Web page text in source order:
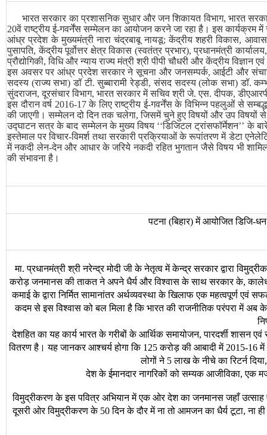
भारत सरकार का प्रशासनिक सुधार और जन शिकायत विभाग, भारत
20वें राष्ट्रीय ई-गवर्नेंस सम्मेलन का आयोजन करने जा रहा है। इस कार्यक्रम में
आंध्र प्रदेश के मुख्यमंत्री नारा चंद्रबाबू नायडू;केंद्रीय शहरी विकास, आवास
पुसापति,केंद्रीय पूर्वोत्तर क्षेत्र विकास (स्वतंत्र प्रभार),प्रधानमंत्री कार्यालय
प्रौद्योगिकी,विधि और न्याय राज्य मंत्री श्री पीपी चौधरी और केंद्रीय विज्ञान
इस अवसर पर आंध्र प्रदेश सरकार ने सूचना और जनसम्पर्क,आईटी और
सदस्य (राज्य सभा) डॉ टी. सुब्बारामी रेड्डी,संसद सदस्य (लोक सभा) डॉ.
सुंदराजन,दूरसंचार विभाग, भारत सरकार में सचिव श्री जे. एस. दीपक,
इस दौरान वर्ष 2016-17 के लिए राष्ट्रीय ई-गवर्नेंस के विभिन्न पहलुओं से
की जाएगी। सम्मेलन दो दिन तक चलेगा,जिसमें चुने हुए विषयों और उप विषयों
उद्घाटन सत्र के बाद सम्मेलन के मुख्य विषय ‘‘डिजिटल ट्रांसफॉर्मेशन’’के
इस्तेमाल पर विचार-विमर्श तथा सरकारी प्रक्रियाओं के रूपांतरण में डेटा
में नकदी लेन-देन और आधार के जरिये नकदी रहित भुगतान जैसे विषय भी
की संभावना है।
पटना (बिहार)मेंआयोजितडिजि-धन
मा.प्रधानमंत्रीश्रीनरेन्द्रमोदीजीकेनेतृत्वमेंकेन्द्रसरकारद्वारा
करोड़जनमानसकीताकतनेअपनेधैर्यऔरविश्वासकेसाथसरकारके,
कमाईकेद्वारानिर्मितसामानांतरअर्थव्यवस्थाकेखिलाफएकमहत्वपूर्णएवं
कदमसेइसविश्वासकोबलमिलाहैकि भारतकीराजनीतिकपरंपरामें अब
देशहितकायहकार्य भारतकेगरीबोंके आर्थिकसमायोजन,पारदर्शीशासनएवं
वितरणहै। यहजानकरआश्चर्यहोगाकि125करोड़कीआबादीमें2015-16में
लोगोंने5लाखकेनीचेकारिटर्नदिया
देशकेईमानदारनागरिकोंकोसम्यक आजीविका,एक
विमुद्रीकरणकेइसपवित्रअभियानमेंएकओरदेशकाजनमानसजहाँउत्साह
दूसरीओरविमुद्रीकरणके50दिनकेदौरमेंनातोआमजनकाधैर्यटूटा,नाही